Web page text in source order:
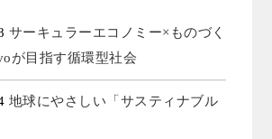
サーキュラーエコノミー×ものづく
が目指す循環型社会
地球にやさしい「サスティナブル